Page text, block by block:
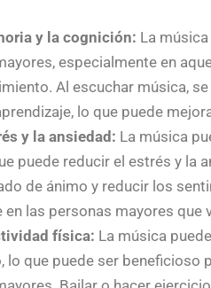
y la cognición: La
especialmente en
Al escuchar música,
lo que puede
y la ansiedad: La música
puede reducir el estrés y la
de ánimo y reducir los
las personas mayores que
física: La música
lo que puede ser beneficioso